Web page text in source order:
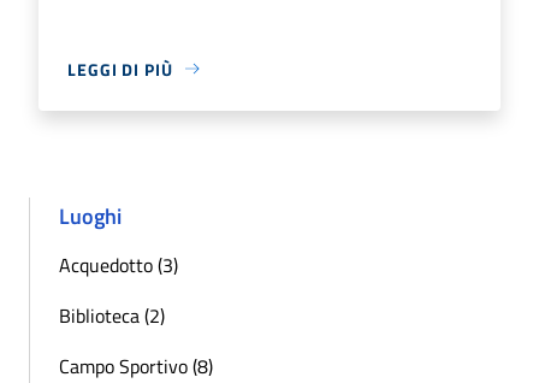
LEGGI DI PIÙ
Luoghi
Acquedotto (3)
Biblioteca (2)
Campo Sportivo (8)